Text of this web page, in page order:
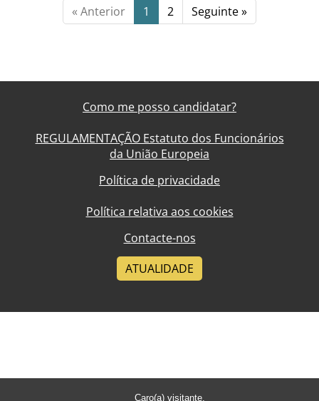
Caro(a) visitante,
« Anterior 1 2 Seguinte »
Como me posso candidatar?
REGULAMENTAÇÃO Estatuto dos Funcionários
da União Europeia
Política de privacidade
Política relativa aos cookies
Contacte-nos
ATUALIDADE